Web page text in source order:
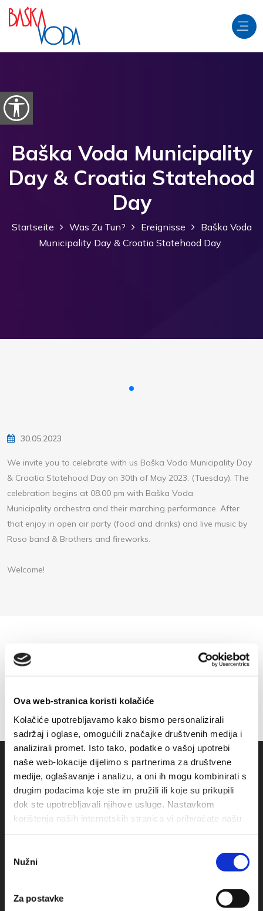
Ova web-stranica koristi kolačiće
Kolačiće upotrebljavamo kako bismo personalizirali
sadržaj i oglase, omogućili značajke društvenih medija i
analizirali promet. Isto tako, podatke o vašoj upotrebi
naše web-lokacije dijelimo s partnerima za društvene
medije, oglašavanje i analizu, a oni ih mogu kombinirati s
drugim podacima koje ste im pružili ili koje su prikupili
dok ste upotrebljavali njihove usluge. Nastavkom
korištenja naših internetskih stranica vi prihvaćate našu
pristanka
Nužni
Za postavke
Zum Inhalt springen
Barrierefreiheitsoptionen öffnen
Baška Voda Municipality
Day & Croatia Statehood
Day
Startseite Was Zu Tun? Ereignisse
Baška Voda
Municipality Day & Croatia Statehood Day
30.05.2023
We invite you to celebrate with us Baška Voda Municipality Day
& Croatia Statehood Day on 30th of May 2023. (Tuesday). The
celebration begins at 08.00 pm with Baška Voda
Municipality orchestra and their marching performance. After
that enjoy in open air party (food and drinks) and live music by
Roso band & Brothers and fireworks.
Welcome!
Obala sv. Nikole 31, Baška Voda